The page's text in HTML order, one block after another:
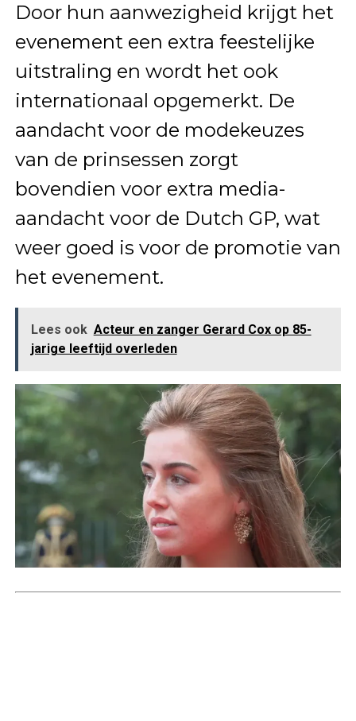
Door hun aanwezigheid krijgt het
evenement een extra feestelijke
uitstraling en wordt het ook
internationaal opgemerkt. De
aandacht voor de modekeuzes
van de prinsessen zorgt
bovendien voor extra media-
aandacht voor de Dutch GP, wat
weer goed is voor de promotie van
het evenement.
Lees ook Acteur en zanger Gerard Cox op 85-
jarige leeftijd overleden